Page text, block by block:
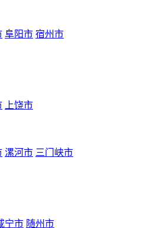
阜阳市 宿州市
上饶市
漯河市 三门峡市
宁市 随州市